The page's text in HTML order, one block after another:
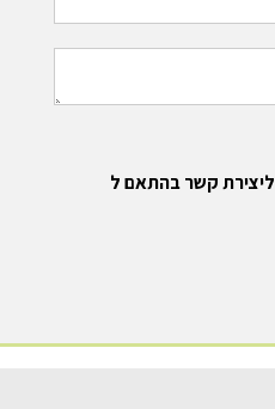
קשר בהתאם ל